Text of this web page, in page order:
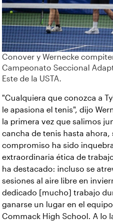
Conover y Wernecke
Campeonato Seccional
Este de la USTA.
"Cualquiera que conozca a
le apasiona el tenis", dijo
la primera vez que salimos
cancha de tenis hasta ahora,
compromiso ha sido
extraordinaria ética de
ha destacado: incluso se
sesiones al aire libre en
dedicado [mucho] trabajo
ganarse un lugar en el
Commack High School. A lo